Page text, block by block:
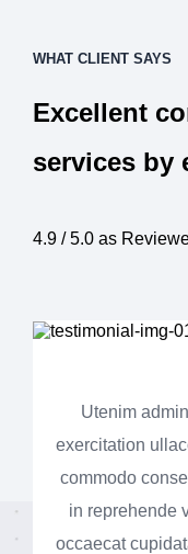
WHAT CLIENT SAYS
Excellent
services by
4.9 / 5.0 as
Utenim
exercitation
commodo
in reprehende
occaecat